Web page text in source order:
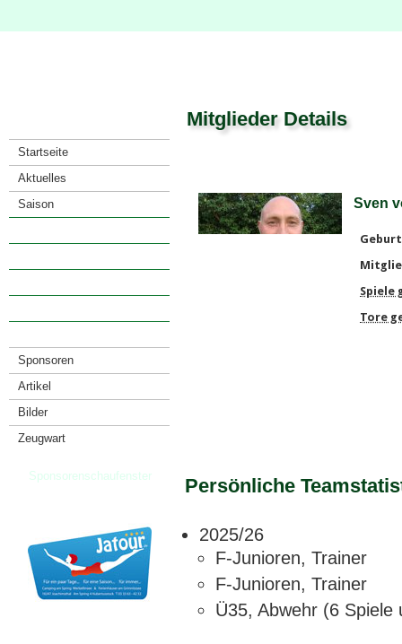
Mitglieder Details
Startseite
Aktuelles
Saison
Sponsoren
Artikel
Bilder
Zeugwart
Sponsorenschaufenster
Sven
Spiele
Tore
Persönliche
2025/26
F-Junioren, Trainer
F-Junioren, Trainer
Ü35, Abwehr (6 Spiele